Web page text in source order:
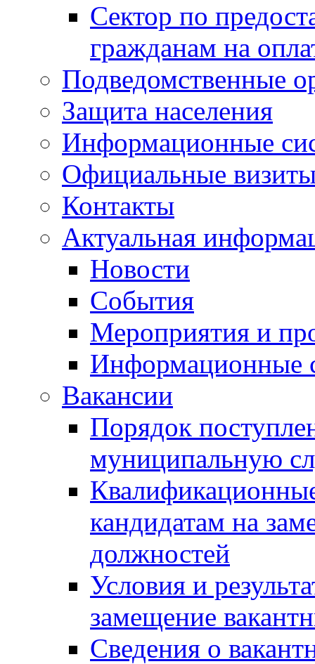
Сектор по
гражданам на
Подведомственные
Защита населения
Информационные
Официальные
Контакты
Актуальная
Новости
События
Мероприятия и
Информационные
Вакансии
Порядок
муниципальную
кандидатам на
должностей
Условия и
замещение
Сведения о